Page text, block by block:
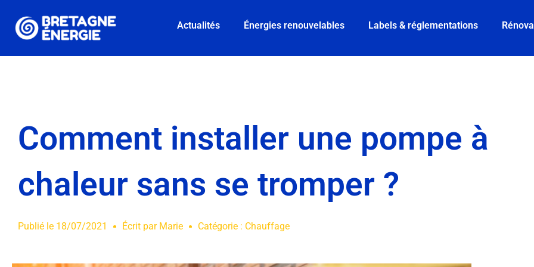
Actualités Énergies renouvelables Labels & réglementations
Comment installer une pompe à
chaleur sans se tromper ?
Publié le 18/07/2021 Écrit parMarie Catégorie : Chauffage